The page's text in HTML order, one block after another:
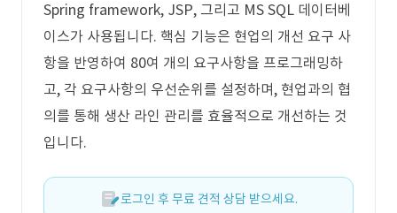
Spring framework, JSP, 그리고 MS SQL 데이터베
이스가 사용됩니다. 핵심 기능은 현업의 개선 요구 사
항을 반영하여 80여 개의 요구사항을 프로그래밍하
고, 각 요구사항의 우선순위를 설정하며, 현업과의 협
의를 통해 생산 라인 관리를 효율적으로 개선하는 것
입니다.
로그인 후 무료 견적 상담 받으세요.